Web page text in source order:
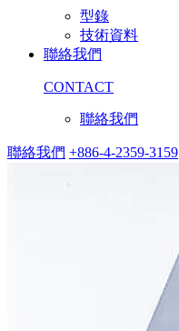
型錄
技術資料
聯絡我們
CONTACT
聯絡我們
聯絡我們 +886-4-2359-3159